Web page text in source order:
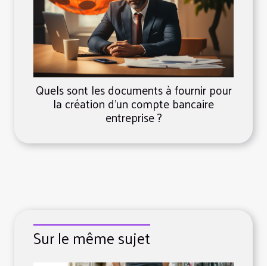
Quels sont les documents à fournir pour
la création d’un compte bancaire
entreprise ?
Sur le même sujet